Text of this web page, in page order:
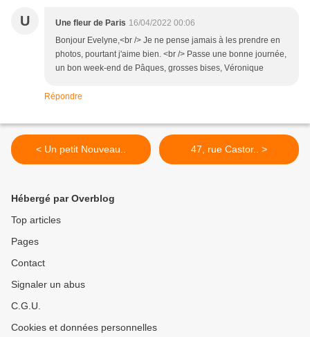
U Une fleur de Paris 16/04/2022 00:06
Bonjour Evelyne,<br /> Je ne pense jamais à les prendre en
photos, pourtant j'aime bien. <br /> Passe une bonne journée,
un bon week-end de Pâques, grosses bises, Véronique
Répondre
< Un petit Nouveau.. 47, rue Castor.. >
Hébergé par Overblog
Top articles
Pages
Contact
Signaler un abus
C.G.U.
Cookies et données personnelles